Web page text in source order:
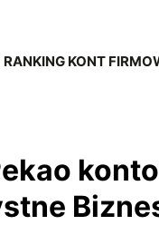
RANKING KONT